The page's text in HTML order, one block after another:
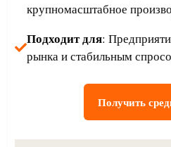
крупномасштабное
Подходит для:
рынка и стабильным
Получить